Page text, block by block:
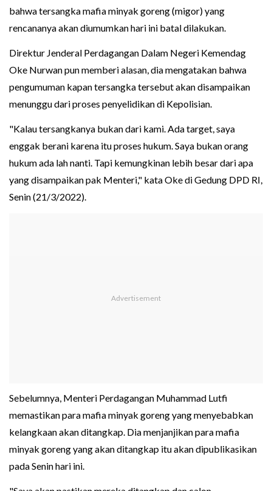
bahwa tersangka mafia minyak goreng (migor) yang
rencananya akan diumumkan hari ini batal dilakukan.
Direktur Jenderal Perdagangan Dalam Negeri Kemendag
Oke Nurwan pun memberi alasan, dia mengatakan bahwa
pengumuman kapan tersangka tersebut akan disampaikan
menunggu dari proses penyelidikan di Kepolisian.
"Kalau tersangkanya bukan dari kami. Ada target, saya
enggak berani karena itu proses hukum. Saya bukan orang
hukum ada lah nanti. Tapi kemungkinan lebih besar dari apa
yang disampaikan pak Menteri," kata Oke di Gedung DPD RI,
Senin (21/3/2022).
Sebelumnya, Menteri Perdagangan Muhammad Lutfi
memastikan para mafia minyak goreng yang menyebabkan
kelangkaan akan ditangkap. Dia menjanjikan para mafia
minyak goreng yang akan ditangkap itu akan dipublikasikan
pada Senin hari ini.